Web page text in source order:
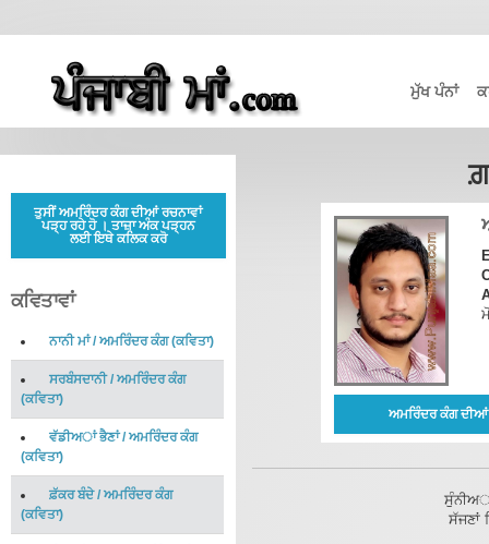
ਮੁੱਖ ਪੰਨਾਂ
ਤੁਸੀਂ ਅਮਰਿੰਦਰ ਕੰਗ ਦੀਆਂ ਰਚਨਾਵਾਂ
ਪੜ੍ਹ ਰਹੇ ਹੋ । ਤਾਜ਼ਾ ਅੰਕ ਪੜ੍ਹਨ
ਲਈ ਇਥੇ ਕਲਿਕ ਕਰੋ
ਕਵਿਤਾਵਾਂ
ਨਾਨੀ ਮਾਂ/ਅਮਰਿੰਦਰ ਕੰਗ(ਕਵਿਤਾ)
ਸਰਬੰਸਦਾਨੀ/ ਅਮਰਿੰਦਰ ਕੰਗ
(ਕਵਿਤਾ)
ਵੱਡੀਅਾਂ ਭੈਣਾਂ/ਅਮਰਿੰਦਰ ਕੰਗ
(ਕਵਿਤਾ)
ਫ਼ੱਕਰ ਬੰਦੇ/ ਅਮਰਿੰਦਰ ਕੰਗ
(ਕਵਿਤਾ)
ਅਮਰਿੰਦਰ ਕੰਗ
ਸੱਜਣਾਂ